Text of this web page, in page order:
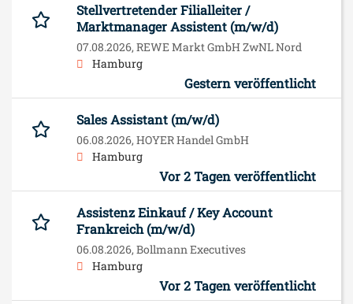
Stellvertretender Filialleiter /
Marktmanager Assistent (m/w/d)
07.08.2026, REWE Markt GmbH ZwNL Nord
Hamburg
Gestern veröffentlicht
Sales Assistant (m/w/d)
06.08.2026, HOYER Handel GmbH
Hamburg
Vor 2 Tagen veröffentlicht
Assistenz Einkauf / Key Account
Frankreich (m/w/d)
06.08.2026, Bollmann Executives
Hamburg
Vor 2 Tagen veröffentlicht